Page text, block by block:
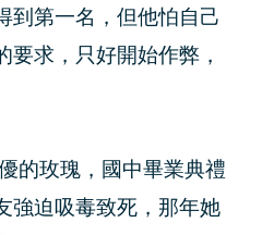
到第一名，但他怕自己
要求，只好開始作弊，
玫瑰，國中畢業典禮
強迫吸毒致死，那年她